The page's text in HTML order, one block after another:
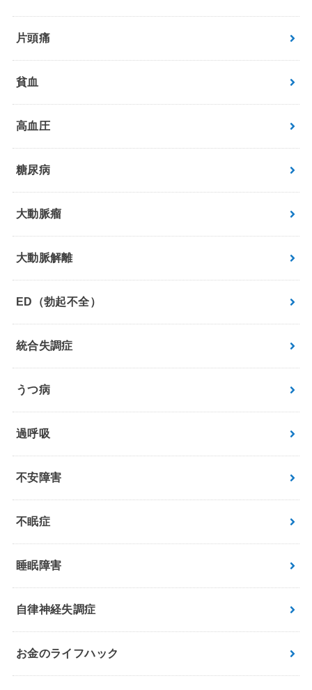
片頭痛
貧血
高血圧
糖尿病
大動脈瘤
大動脈解離
ED（勃起不全）
統合失調症
うつ病
過呼吸
不安障害
不眠症
睡眠障害
自律神経失調症
お金のライフハック